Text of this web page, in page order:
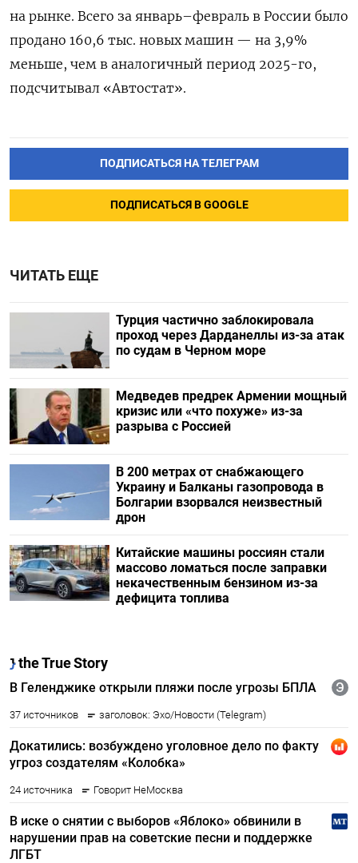
на рынке. Всего за январь–февраль в России было
продано 160,6 тыс. новых машин — на 3,9%
меньше, чем в аналогичный период 2025-го,
подсчитывал «Автостат».
ПОДПИСАТЬСЯ НА ТЕЛЕГРАМ
ПОДПИСАТЬСЯ В GOOGLE
ЧИТАТЬ ЕЩЕ
Турция частично заблокировала
проход через Дарданеллы из-за атак
по судам в Черном море
Медведев предрек Армении мощный
кризис или «что похуже» из-за
разрыва с Россией
В 200 метрах от снабжающего
Украину и Балканы газопровода в
Болгарии взорвался неизвестный
дрон
Китайские машины россиян стали
массово ломаться после заправки
некачественным бензином из-за
дефицита топлива